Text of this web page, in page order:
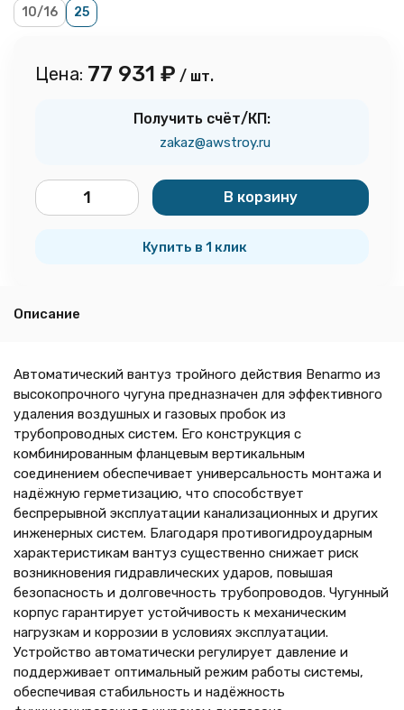
10/16 25
Цена: 77 931 ₽ / шт.
Получить счёт/КП:
zakaz@awstroy.ru
В корзину
Купить в 1 клик
Описание
Автоматический вантуз тройного действия Benarmo из
высокопрочного чугуна предназначен для эффективного
удаления воздушных и газовых пробок из
трубопроводных систем. Его конструкция с
комбинированным фланцевым вертикальным
соединением обеспечивает универсальность монтажа и
надёжную герметизацию, что способствует
беспрерывной эксплуатации канализационных и других
инженерных систем. Благодаря противогидроударным
характеристикам вантуз существенно снижает риск
возникновения гидравлических ударов, повышая
безопасность и долговечность трубопроводов. Чугунный
корпус гарантирует устойчивость к механическим
нагрузкам и коррозии в условиях эксплуатации.
Устройство автоматически регулирует давление и
поддерживает оптимальный режим работы системы,
обеспечивая стабильность и надёжность